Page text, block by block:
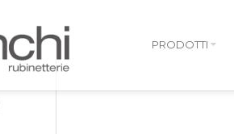
PRODOTTI